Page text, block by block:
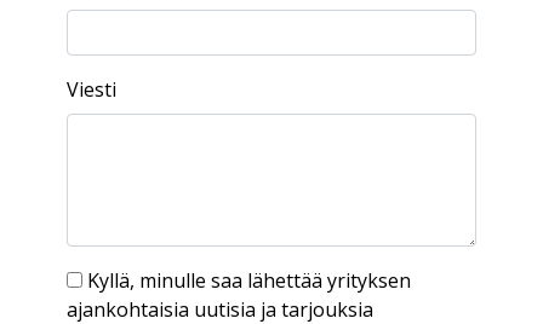
Viesti
Kyllä, minulle saa lähettää yrityksen
ajankohtaisia uutisia ja tarjouksia